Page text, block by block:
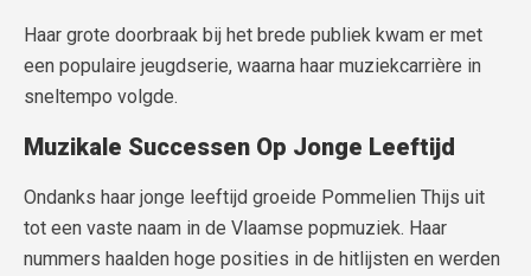
Haar grote doorbraak bij het brede publiek kwam er met
een populaire jeugdserie, waarna haar muziekcarrière in
sneltempo volgde.
Muzikale Successen Op Jonge Leeftijd
Ondanks haar jonge leeftijd groeide Pommelien Thijs uit
tot een vaste naam in de Vlaamse popmuziek. Haar
nummers haalden hoge posities in de hitlijsten en werden